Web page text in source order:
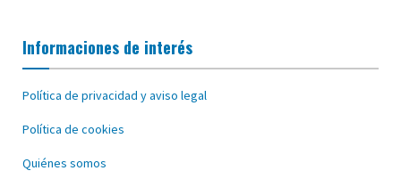
Informaciones de interés
Política de privacidad y aviso legal
Política de cookies
Quiénes somos